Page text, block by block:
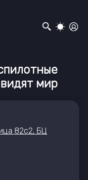
мир
82с2, БЦ